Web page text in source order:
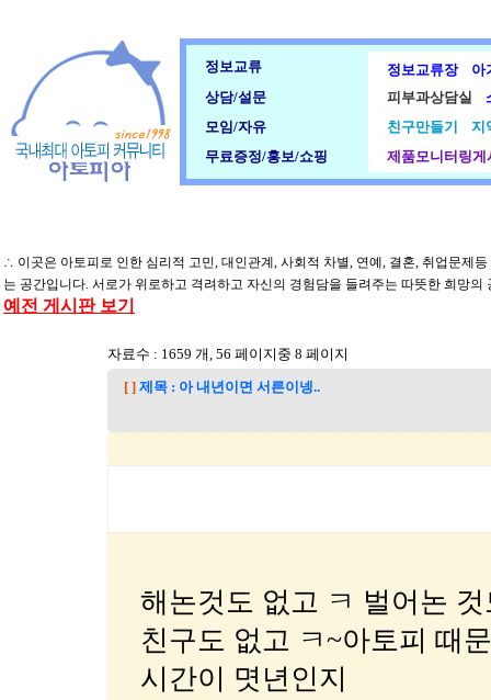
정보교류 정보교류장
아
상담/설문
피부과상담실
모임/자유
친구만들기
지
무료증정/홍보/쇼핑
제품모니터링게
∴ 이곳은 아토피로 인한 심리적 고민, 대인관계, 사회적 차별, 연예, 결혼, 취업문제
는 공간입니다. 서로가 위로하고 격려하고 자신의 경험담을 들려주는 따뜻한 희망
예전 게시판 보기
자료수 : 1659 개, 56 페이지중 8 페이지
[ ] 제목 : 아 내년이면 서른이넹..
해논것도 없고 ㅋ 벌어논
친구도 없고 ㅋ~아토피 때
시간이 몃년인지